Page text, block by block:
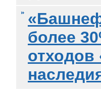
более
отходов